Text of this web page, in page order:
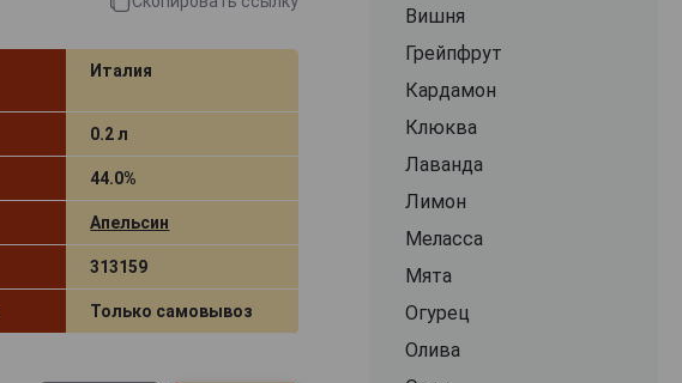
Италия
0.2 л
44.0%
Апельсин
313159
Только самовывоз
Вишня
Грейпфрут
Кардамон
Клюква
Лаванда
Лимон
Меласса
Мята
Огурец
Олива